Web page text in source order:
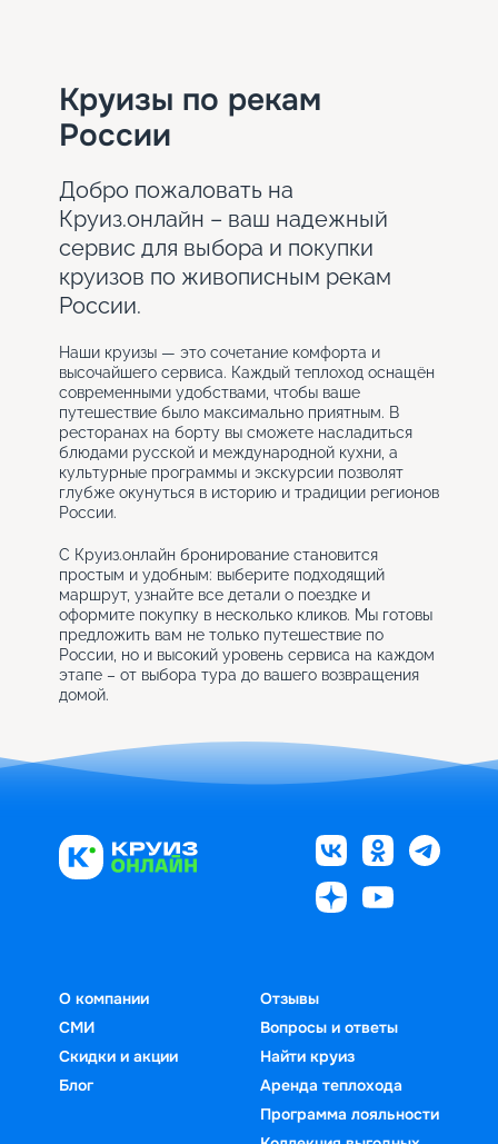
Круизы по рекам
России
Добро пожаловать на
Круиз.онлайн – ваш надежный
сервис для выбора и покупки
круизов по живописным рекам
России.
Наши круизы — это сочетание комфорта и
высочайшего сервиса. Каждый теплоход оснащён
современными удобствами, чтобы ваше
путешествие было максимально приятным. В
ресторанах на борту вы сможете насладиться
блюдами русской и международной кухни, а
культурные программы и экскурсии позволят
глубже окунуться в историю и традиции регионов
России.
С Круиз.онлайн бронирование становится
простым и удобным: выберите подходящий
маршрут, узнайте все детали о поездке и
оформите покупку в несколько кликов. Мы готовы
предложить вам не только путешествие по
России, но и высокий уровень сервиса на каждом
этапе – от выбора тура до вашего возвращения
домой.
О компании
СМИ
Скидки и акции
Блог
Отзывы
Вопросы и ответы
Найти круиз
Аренда теплохода
Программа лояльности